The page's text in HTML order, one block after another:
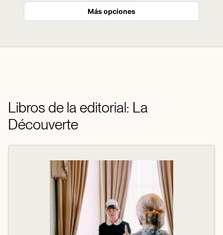
Más opciones
Libros de la editorial: La
Découverte